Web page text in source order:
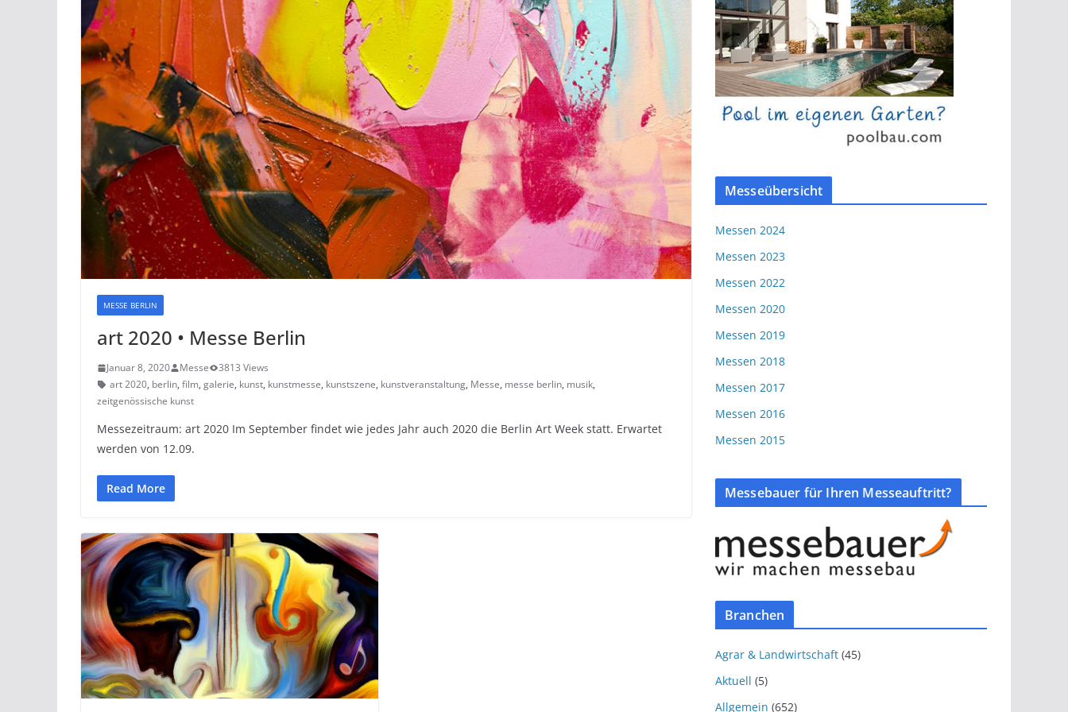
MESSE BERLIN
art 2020 • Messe Berlin
Januar 8, 2020 Messe
3813 Views
art 2020, berlin, film, galerie, kunst, kunstmesse, kunstszene, kunstveranstaltung, Messe, messe berlin, musik,
zeitgenössische kunst
Messezeitraum: art 2020 Im September findet wie jedes Jahr auch 2020 die Berlin Art Week statt. Erwartet
werden von 12.09.
Read More
Messeübersicht
Messen 2024
Messen 2023
Messen 2022
Messen 2020
Messen 2019
Messen 2018
Messen 2017
Messen 2016
Messen 2015
Messebauer für Ihren Messeauftritt?
Branchen
Agrar & Landwirtschaft (45)
Aktuell (5)
Allgemein (652)